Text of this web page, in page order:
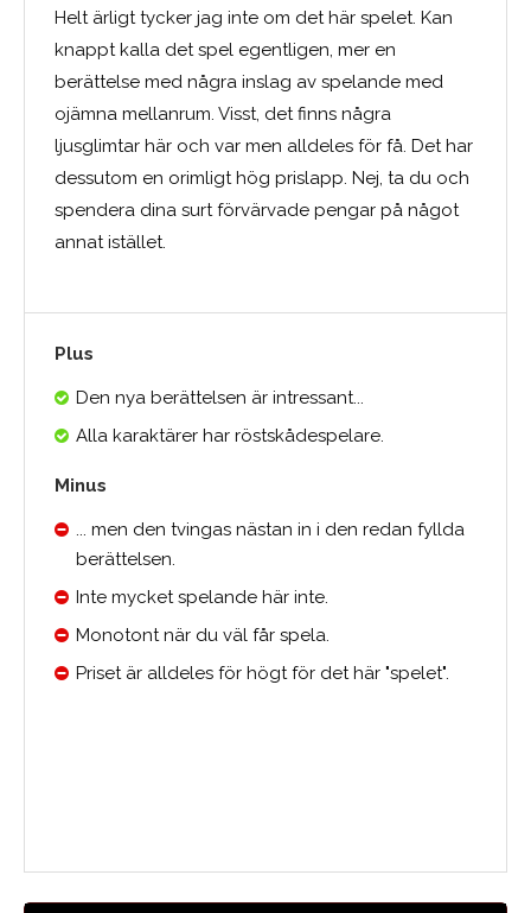
Helt ärligt tycker jag inte om det här spelet. Kan
knappt kalla det spel egentligen, mer en
berättelse med några inslag av spelande med
ojämna mellanrum. Visst, det finns några
ljusglimtar här och var men alldeles för få. Det har
dessutom en orimligt hög prislapp. Nej, ta du och
spendera dina surt förvärvade pengar på något
annat istället.
Plus
Den nya berättelsen är intressant...
Alla karaktärer har röstskådespelare.
Minus
... men den tvingas nästan in i den redan fyllda
berättelsen.
Inte mycket spelande här inte.
Monotont när du väl får spela.
Priset är alldeles för högt för det här "spelet".